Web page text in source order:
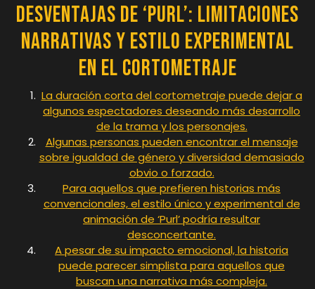
Desventajas de ‘Purl’: Limitaciones
Narrativas y Estilo Experimental
en el Cortometraje
La duración corta del cortometraje puede dejar a
algunos espectadores deseando más desarrollo
de la trama y los personajes.
Algunas personas pueden encontrar el mensaje
sobre igualdad de género y diversidad demasiado
obvio o forzado.
Para aquellos que prefieren historias más
convencionales, el estilo único y experimental de
animación de ‘Purl’ podría resultar
desconcertante.
A pesar de su impacto emocional, la historia
puede parecer simplista para aquellos que
buscan una narrativa más compleja.